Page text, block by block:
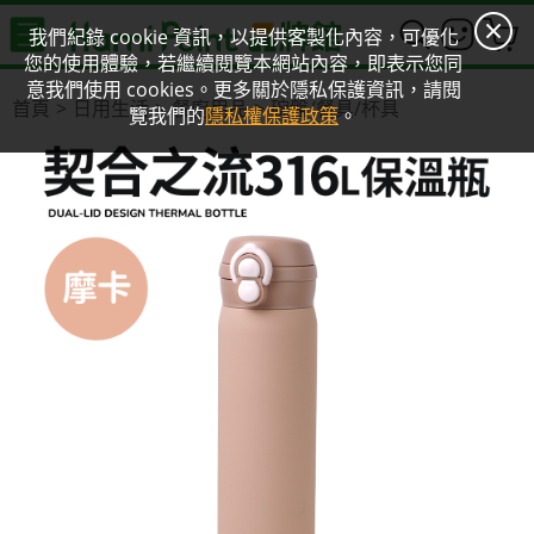
我們紀錄 cookie 資訊，以提供客製化內容，可優化
您的使用體驗，若繼續閱覽本網站內容，即表示您同
意我們使用 cookies。更多關於隱私保護資訊，請閱
覽我們的隱私權保護政策。
首頁 日用生活 餐廚用品 碗盤/餐具/杯具